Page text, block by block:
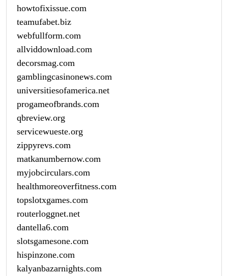
howtofixissue.com
teamufabet.biz
webfullform.com
allviddownload.com
decorsmag.com
gamblingcasinonews.com
universitiesofamerica.net
progameofbrands.com
qbreview.org
servicewueste.org
zippyrevs.com
matkanumbernow.com
myjobcirculars.com
healthmoreoverfitness.com
topslotxgames.com
routerloggnet.net
dantella6.com
slotsgamesone.com
hispinzone.com
kalyanbazarnights.com